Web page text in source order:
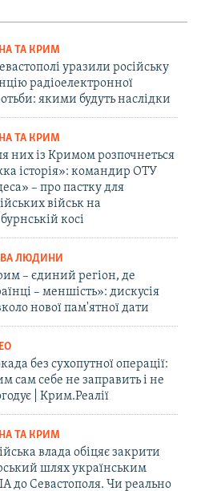
ТА КРИМ
уразили російську
радіоелектронної
якими будуть наслідки
ТА КРИМ
них із Кримом розпочнеться
історія»: командир ОТУ
– про пастку для
військ на
косі
ЛЮДИНИ
– єдиний регіон, де
– меншість»: дискусія
нової пам'ятної дати
без сухопутної операції:
сам себе не заправить і не
| Крим.Реалії
ТА КРИМ
влада обіцяє закрити
шлях українським
до Севастополя. Чи реально